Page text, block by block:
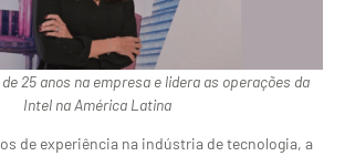
25 anos na empresa e lidera as operações da
Intel na América Latina
de experiência na indústria de tecnologia, a